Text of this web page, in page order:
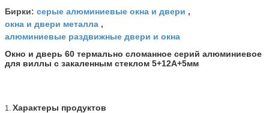
Бирки: серые алюминиевые окна и двери ,
окна и двери металла ,
алюминиевые раздвижные двери и окна
Окно и дверь 60 термально сломанное серий алюминиевое
для виллы с закаленным стеклом 5+12А+5мм
1. Характеры продуктов